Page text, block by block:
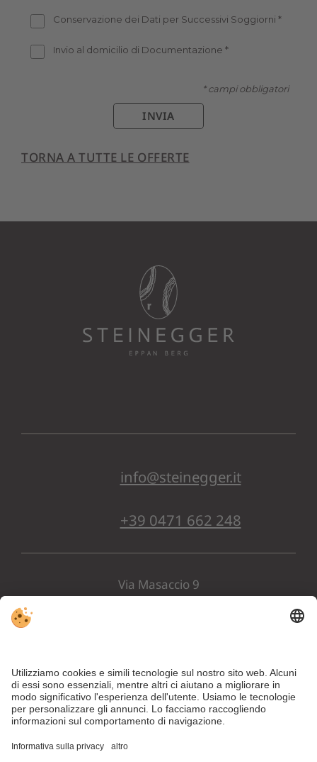
Conservazione dei Dati per Successivi Soggiorni *
Invio al domicilio di Documentazione *
* campi obbligatori
INVIA
TORNA A TUTTE LE OFFERTE
info@steinegger.it
+39 0471 662 248
Via Masaccio 9